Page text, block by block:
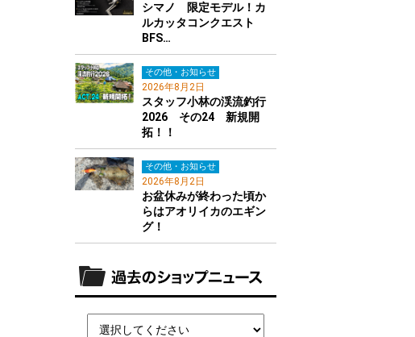
シマノ 限定モデル！カ
ルカッタコンクエスト
BFS…
その他・お知らせ
2026年8月2日
スタッフ小林の渓流釣行
2026 その24 新規開
拓！！
その他・お知らせ
2026年8月2日
お盆休みが終わった頃か
らはアオリイカのエギン
グ！